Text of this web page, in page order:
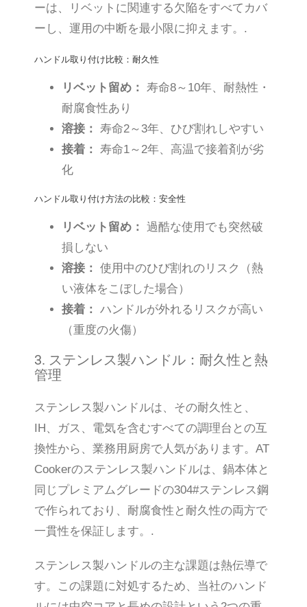
ーは、リベットに関連する欠陥をすべてカバ
ーし、運用の中断を最小限に抑えます。.
ハンドル取り付け比較：耐久性
リベット留め：
寿命8～10年、耐熱性・
耐腐食性あり
溶接：
寿命2～3年、ひび割れしやすい
接着：
寿命1～2年、高温で接着剤が劣
化
ハンドル取り付け方法の比較：安全性
リベット留め：
過酷な使用でも突然破
損しない
溶接：
使用中のひび割れのリスク（熱
い液体をこぼした場合）
接着：
ハンドルが外れるリスクが高い
（重度の火傷）
3. ステンレス製ハンドル：耐久性と熱
管理
ステンレス製ハンドルは、その耐久性と、
IH、ガス、電気を含むすべての調理台との互
換性から、業務用厨房で人気があります。AT
Cookerのステンレス製ハンドルは、鍋本体と
同じプレミアムグレードの304#ステンレス鋼
で作られており、耐腐食性と耐久性の両方で
一貫性を保証します。.
ステンレス製ハンドルの主な課題は熱伝導で
す。この課題に対処するため、当社のハンド